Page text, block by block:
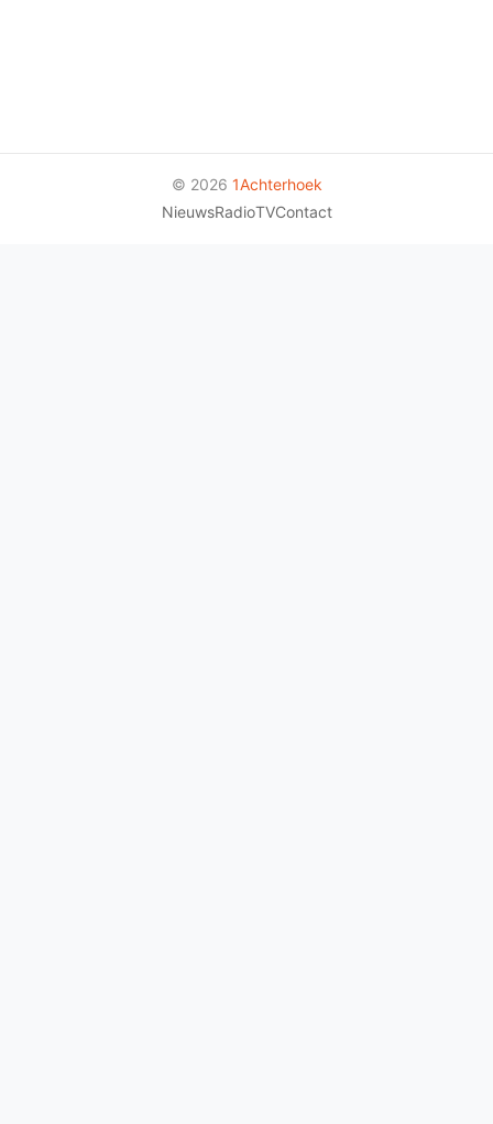
© 2026 1Achterhoek
NieuwsRadioTVContact